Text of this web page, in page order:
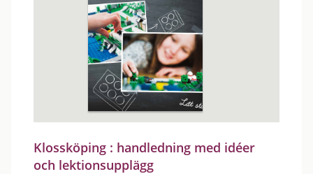
Klossköping : handledning med idéer
och lektionsupplägg